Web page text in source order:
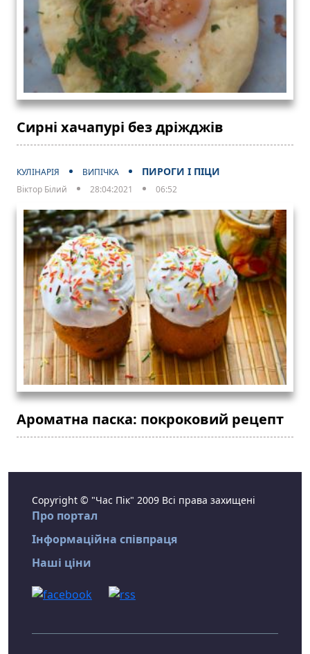
Сирні хачапурі без дріжджів
КУЛІНАРІЯ ВИПІЧКА ПИРОГИ І ПІЦИ
Віктор Білий 28:04:2021 06:52
Ароматна паска: покроковий рецепт
Copyright © "Час Пік" 2009 Всі права захищені
Про портал
Інформаційна співпраця
Наші ціни